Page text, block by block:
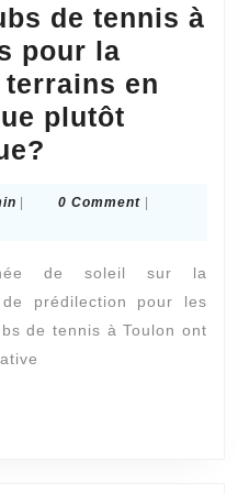
de tennis à
pour la
en
plutôt
clubs
tennis
à
Toulon
Admin
| 0 Comment |
de soleil sur la
prédilection pour les
de tennis à Toulon ont